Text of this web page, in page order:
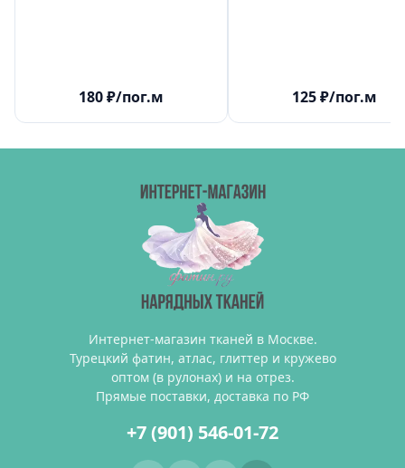
180₽/пог.м 125₽/пог.м
Интернет-магазин тканей в Москве.
Турецкий фатин, атлас, глиттер и кружево
оптом (в рулонах) и на отрез.
Прямые поставки, доставка по РФ
+7 (901) 546-01-72